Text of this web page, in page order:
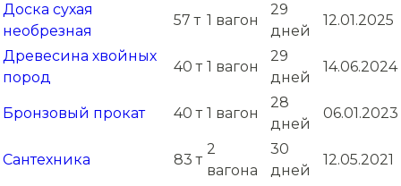
Доска сухая
необрезная
57 т 1 вагон
29
дней
12.01.2025
Древесина хвойных
пород
40 т 1 вагон
29
дней
14.06.2024
Бронзовый прокат 40 т 1 вагон
28
дней
06.01.2023
Сантехника 83 т
2
вагона
30
дней
12.05.2021